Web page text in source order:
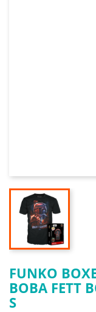
FUNKO
BOBA FETT
S